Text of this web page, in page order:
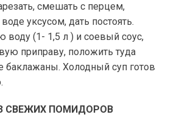
смешать с перцем,
уксусом, дать постоять.
воду (1- 1,5 л ) и соевый соус,
приправу, положить туда
баклажаны. Холодный суп готов
СВЕЖИХ ПОМИДОРОВ